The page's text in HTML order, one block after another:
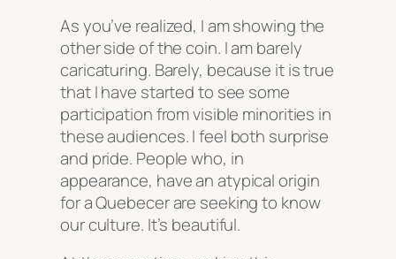
As you’ve realized, I am showing the
other side of the coin. I am barely
caricaturing. Barely, because it is true
that I have started to see some
participation from visible minorities in
these audiences. I feel both surprise
and pride. People who, in
appearance, have an atypical origin
for a Quebecer are seeking to know
our culture. It’s beautiful.